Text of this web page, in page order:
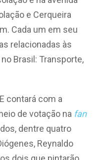
e Cerqueira
Cada um em seu
relacionadas às
Brasil: Transporte,
contará com a
de votação na fan
dentre quatro
Reynaldo